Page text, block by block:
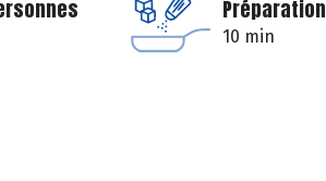
Préparation
10 min